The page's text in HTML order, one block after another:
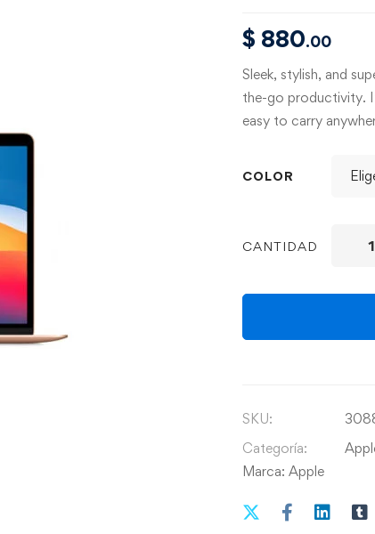
$ 880.00
Sleek, stylish, and
the-go productivity.
easy to carry
COLOR
CANTIDAD
SKU:
Categoría:
Marca: Apple